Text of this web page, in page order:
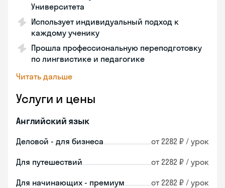
Университета
Использует индивидуальный подход к
каждому ученику
Прошла профессиональную переподготовку
по лингвистике и педагогике
Читать дальше
Услуги и цены
Английский язык
Деловой - для бизнеса от 2282 ₽ / урок
Для путешествий от 2282 ₽ / урок
Для начинающих - премиум от 2282 ₽ / урок